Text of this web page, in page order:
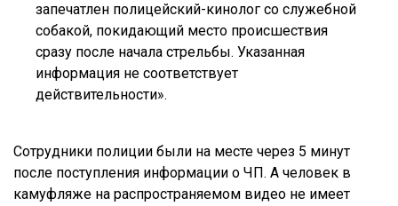
запечатлен полицейский-кинолог со служебной
собакой, покидающий место происшествия
сразу после начала стрельбы. Указанная
информация не соответствует
действительности».
Сотрудники полиции были на месте через 5 минут
после поступления информации о ЧП. А человек в
камуфляже на распространяемом видео не имеет